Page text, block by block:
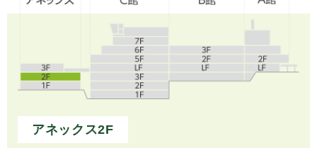
アネックス2F